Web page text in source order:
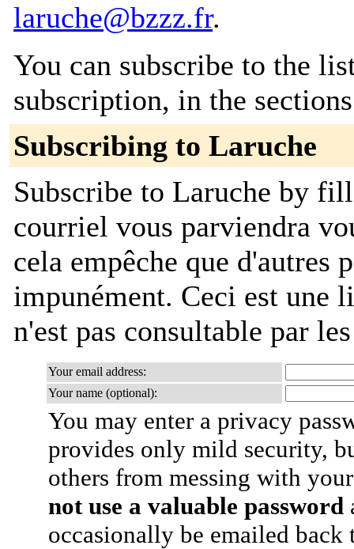
laruche@bzzz.fr.
You can subscribe to the
subscription, in the
Subscribing to Laruche
Subscribe to Laruche by
courriel vous parviendra
cela empêche que d'autres
impunément. Ceci est une
n'est pas consultable par
Your email address:
Your name (optional):
You may enter a privacy
provides only mild security,
others from messing with
not use a valuable password
occasionally be emailed